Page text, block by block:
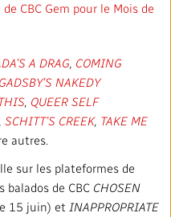
CBC Gem pour le Mois de
A DRAG COMING
NAKEDY
QUEER SELF
SCHITT’S CREEK, TAKE ME
autres.
sur les plateformes de
balados de CBC CHOSEN
15 juin) et INAPPROPRIATE